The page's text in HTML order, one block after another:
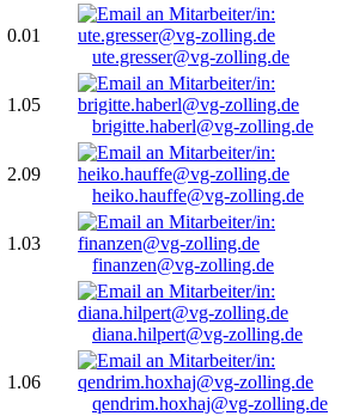
0.01
ute.gresser@vg-zolling.de
1.05
brigitte.haberl@vg-zolling.de
2.09
heiko.hauffe@vg-zolling.de
1.03
finanzen@vg-zolling.de
diana.hilpert@vg-zolling.de
1.06
qendrim.hoxhaj@vg-zolling.de